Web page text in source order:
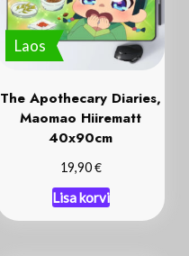
Laos
The Apothecary Diaries,
Maomao Hiirematt
40x90cm
19,90€
Lisa korvi